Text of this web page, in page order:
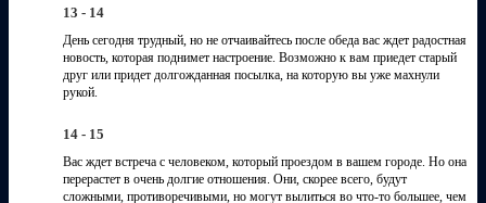
13 - 14
День сегодня трудный, но не отчаивайтесь после обеда вас ждет радостная
новость, которая поднимет настроение. Возможно к вам приедет старый
друг или придет долгожданная посылка, на которую вы уже махнули
рукой.
14 - 15
Вас ждет встреча с человеком, который проездом в вашем городе. Но она
перерастет в очень долгие отношения. Они, скорее всего, будут
сложными, противоречивыми, но могут вылиться во что-то большее, чем